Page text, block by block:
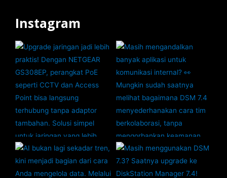
Instagram